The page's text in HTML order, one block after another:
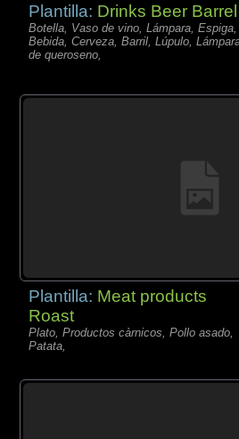
Plantilla: Drinks Beer Barrel
Botella, Vaso de vino, Lámpara, Espiga,
Bebida, Cerveza, Barril, Lúpulo,
de queroseno,
Plantilla: Meat products
Roast
Plato, Productos càrnicos, Pollo asado,
Patata,